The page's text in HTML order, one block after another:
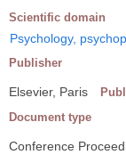
Scientific domain
Psychology,
Publisher
Elsevier, Paris
Document type
Conference